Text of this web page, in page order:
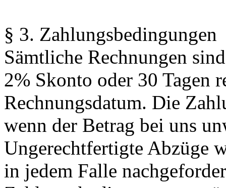
§ 3. Zahlungsbedingungen
Sämtliche Rechnungen
2% Skonto oder 30 Tagen
Rechnungsdatum. Die
wenn der Betrag bei uns
Ungerechtfertigte Abzüge
in jedem Falle